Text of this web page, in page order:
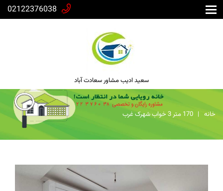
02122376038
سعید ادیب مشاور سعادت آباد
خانه 170 متر 3 خواب شهرک غرب